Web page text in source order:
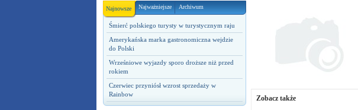
Najnowsze Najważniejsze Archiwum
Śmierć polskiego turysty w turystycznym raju
Amerykańska marka gastronomiczna wejdzie
do Polski
Wrześniowe wyjazdy sporo droższe niż przed
rokiem
Czerwiec przyniósł wzrost sprzedaży w
Rainbow
Zobacz także